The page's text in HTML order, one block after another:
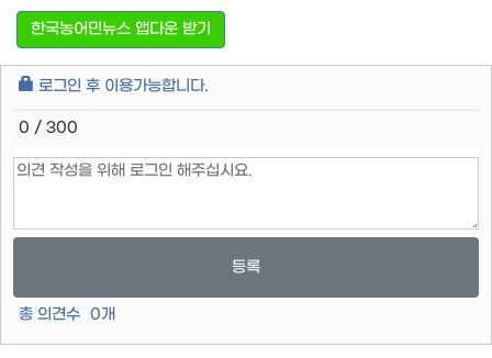
한국농어민뉴스 앱다운 받기
로그인 후 이용가능합니다.
0 / 300
등록
총 의견수 0개